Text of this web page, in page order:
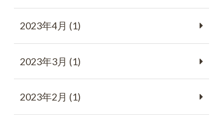
2023年4月 (1)
2023年3月 (1)
2023年2月 (1)